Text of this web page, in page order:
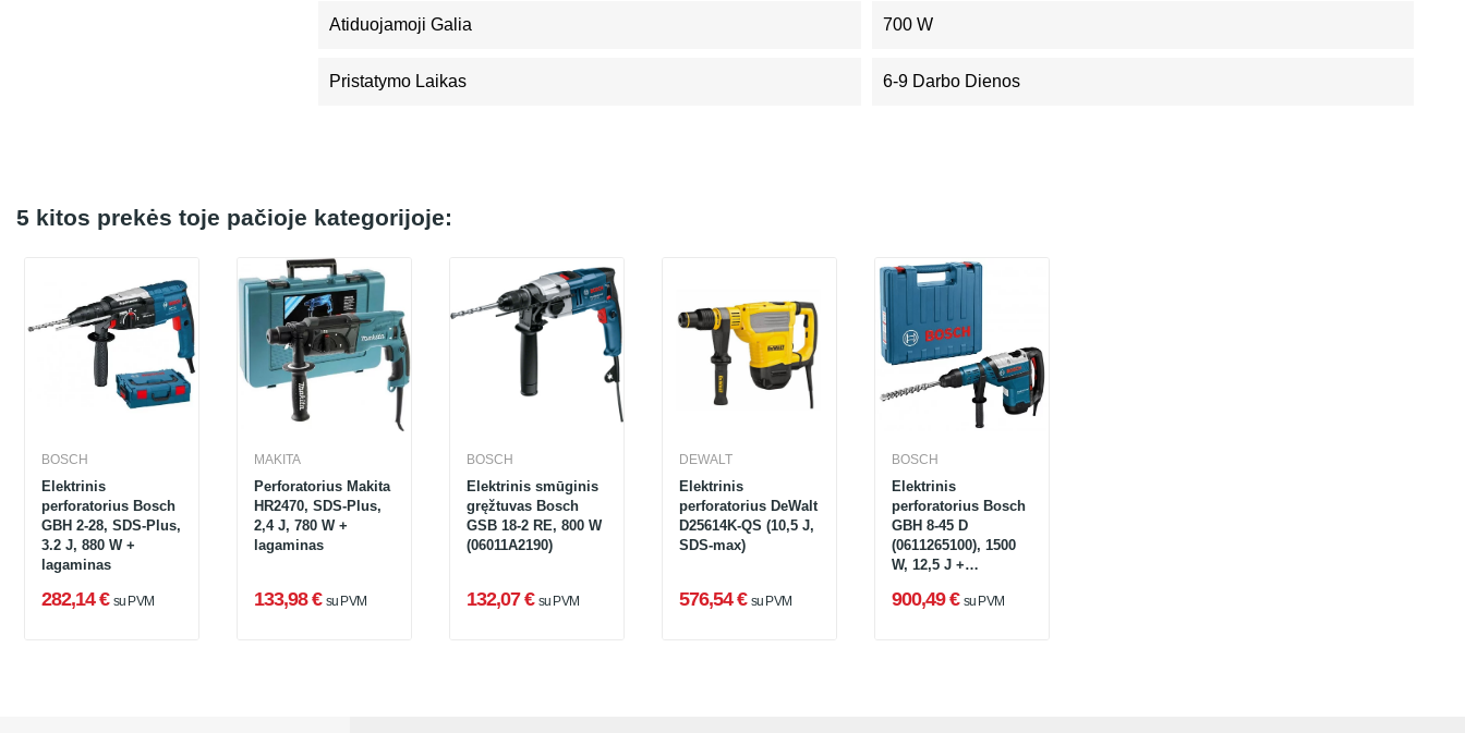
Atiduojamoji Galia 700 W
Pristatymo Laikas 6-9 Darbo Dienos
5 kitos prekės toje pačioje kategorijoje:
BOSCH
Elektrinis
perforatorius Bosch
GBH 2-28, SDS-Plus,
3.2 J, 880 W +
lagaminas
282,14 € su PVM
MAKITA
Perforatorius Makita
HR2470, SDS-Plus,
2,4 J, 780 W +
lagaminas
133,98 € su PVM
BOSCH
Elektrinis smūginis
gręžtuvas Bosch
GSB 18-2 RE, 800 W
(06011A2190)
132,07 € su PVM
DEWALT
Elektrinis
perforatorius DeWalt
D25614K-QS (10,5 J,
SDS-max)
576,54 € su PVM
BOSCH
Elektrinis
perforatorius Bosch
GBH 8-45 D
(0611265100), 1500
W, 12,5 J +
900,49 € su PVM